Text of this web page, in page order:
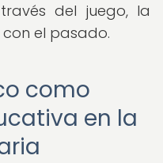
del juego, la
el pasado.
como
en la